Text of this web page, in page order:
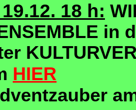
18 h:
in
HIER